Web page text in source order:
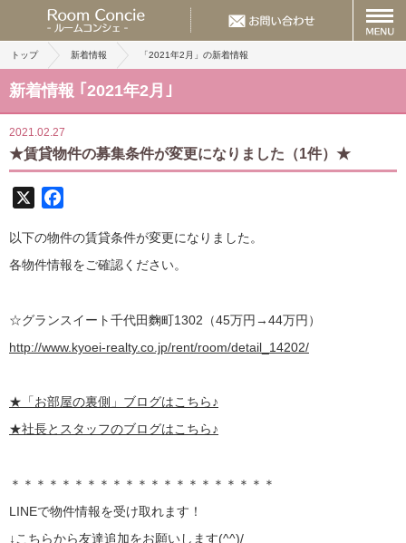
トップ 新着情報 「2021年2月」の新着情報
新着情報 ｢2021年2月｣
2021.02.27
★賃貸物件の募集条件が変更になりました（1件）★
以下の物件の賃貸条件が変更になりました。
各物件情報をご確認ください。
☆グランスイート千代田麴町1302（45万円→44万円）
http://www.kyoei-realty.co.jp/rent/room/detail_14202/
★ 「お部屋の裏側」 ブログはこちら♪
★社長とスタッフのブログはこちら♪
＊＊＊＊＊＊＊＊＊＊＊＊＊＊＊＊＊＊＊＊＊
LINEで物件情報を受け取れます！
↓こちらから友達追加をお願いします(^^)/